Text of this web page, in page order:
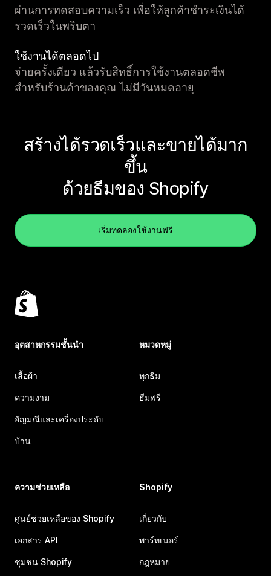
ผ่านการทดสอบความเร็ว เพื่อให้ลูกค้าชำระเงินได้
รวดเร็วในพริบตา
ใช้งานได้ตลอดไป
จ่ายครั้งเดียว แล้วรับสิทธิ์การใช้งานตลอดชีพ
สำหรับร้านค้าของคุณ ไม่มีวันหมดอายุ
สร้างได้รวดเร็วและขายได้มาก
ขึ้น
ด้วยธีมของ Shopify
เริ่มทดลองใช้งานฟรี
อุตสาหกรรมชั้นนำ
เสื้อผ้า
ความงาม
อัญมณีและเครื่องประดับ
บ้าน
หมวดหมู่
ทุกธีม
ธีมฟรี
ความช่วยเหลือ
ศูนย์ช่วยเหลือของ Shopify
เอกสาร API
ชุมชน Shopify
Shopify
เกี่ยวกับ
พาร์ทเนอร์
กฎหมาย